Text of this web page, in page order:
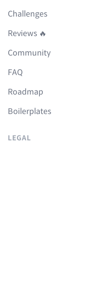
Challenges
Reviews 🔥
Community
FAQ
Roadmap
Boilerplates
LEGAL